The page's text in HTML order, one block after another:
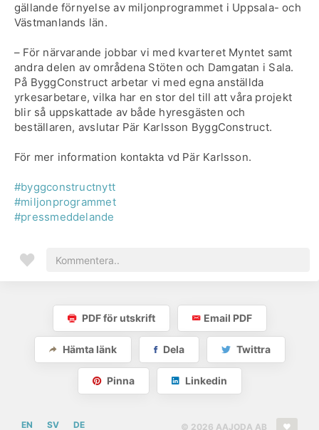
gällande förnyelse av miljonprogrammet i Uppsala- och
Västmanlands län.
– För närvarande jobbar vi med kvarteret Myntet samt
andra delen av områdena Stöten och Damgatan i Sala.
På ByggConstruct arbetar vi med egna anställda
yrkesarbetare, vilka har en stor del till att våra projekt
blir så uppskattade av både hyresgästen och
beställaren, avslutar Pär Karlsson ByggConstruct.
För mer information kontakta vd Pär Karlsson.
#byggconstructnytt
#miljonprogrammet
#pressmeddelande
PDF för utskrift Email PDF
Hämta länk Dela Twittra
Pinna Linkedin
© 2026 AAJODA AB
EN SV DE